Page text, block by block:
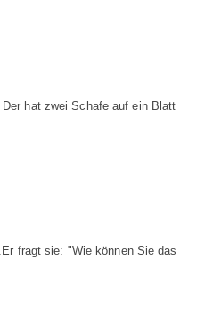
hat zwei Schafe auf ein Blatt
fragt sie: "Wie können Sie das